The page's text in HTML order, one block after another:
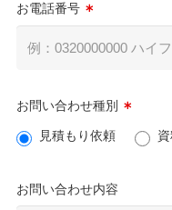
お電話番号
お問い合わせ種別
見積もり依頼
お問い合わせ内容